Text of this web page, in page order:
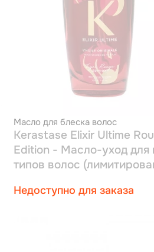
Масло для блеска волос
Kerastase Elixir Ultime
Edition - Масло-уход для
типов волос
Недоступно для заказа